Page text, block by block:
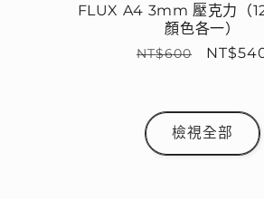
FLUX A4 3mm 壓克力（
顏色各一）
定
NT$600
售
檢視全部